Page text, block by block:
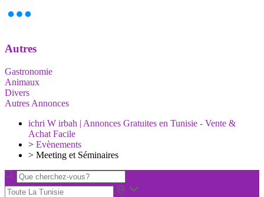
Autres
Gastronomie
Animaux
Divers
Autres Annonces
ichri W irbah | Annonces Gratuites en Tunisie - Vente &
Achat Facile
> Evènements
> Meeting et Séminaires